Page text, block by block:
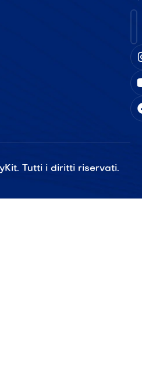
Tutti i diritti riservati.